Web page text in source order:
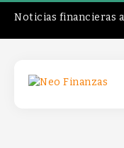
Noticias financieras